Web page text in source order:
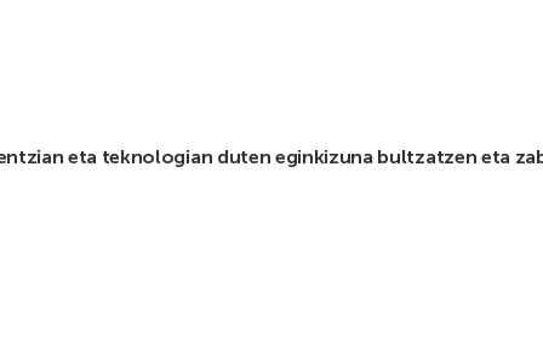
eta teknologian duten eginkizuna bultzatzen eta